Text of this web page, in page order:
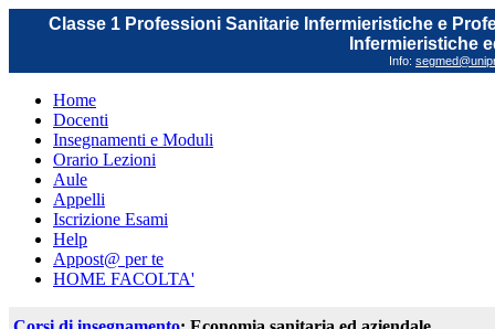
Classe 1 Professioni Sanitarie Infermieristiche e
Infermieristiche
Info:
Home
Docenti
Insegnamenti e Moduli
Orario Lezioni
Aule
Appelli
Iscrizione Esami
Help
Appost@ per te
HOME FACOLTA'